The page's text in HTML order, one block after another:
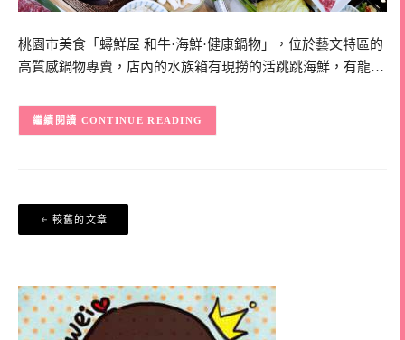
桃園市美食「蟳鮮屋 和牛·海鮮·健康鍋物」，位於藝文特區的
高質感鍋物專賣，店內的水族箱有現撈的活跳跳海鮮，有龍…
CONTINUE READING
文
章
覽
較舊的文章